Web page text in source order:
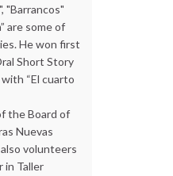
"Barrancos"
are some of
He won first
Short Story
“El cuarto
the Board of
Nuevas
volunteers
in Taller